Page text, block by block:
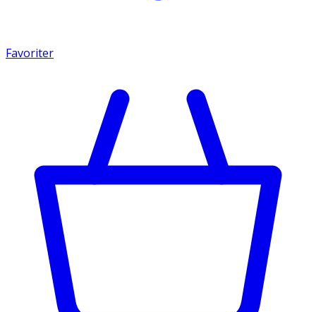
Favoriter